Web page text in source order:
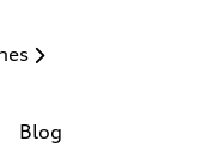
Blog